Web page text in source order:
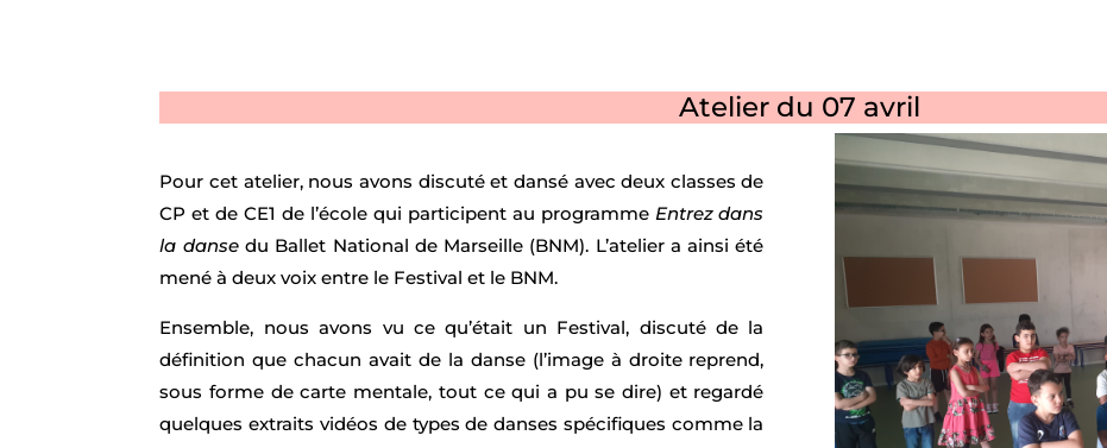
Atelier du 07 avril
Pour cet atelier, nous avons discuté et dansé avec deux classes de
CP et de CE1 de l’école qui participent au programme Entrez dans
la dansedu Ballet National de Marseille (BNM). L’atelier a ainsi été
mené à deux voix entre le Festival et le BNM.
Ensemble, nous avons vu ce qu’était un Festival, discuté de la
définition que chacun avait de la danse (l’image à droite reprend,
sous forme de carte mentale, tout ce qui a pu se dire) et regardé
quelques extraits vidéos de types de danses spécifiques comme la